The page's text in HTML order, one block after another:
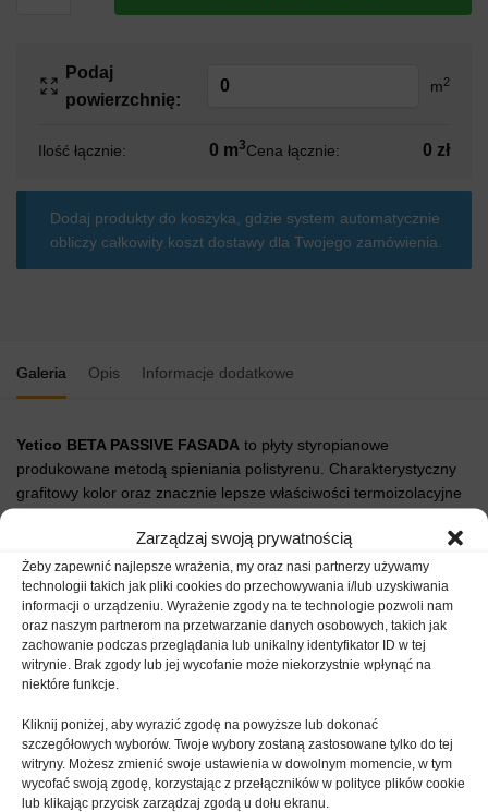
Zarządzaj swoją prywatnością
Żeby zapewnić najlepsze wrażenia, my oraz nasi partnerzy używamy
technologii takich jak pliki cookies do przechowywania i/lub uzyskiwania
informacji o urządzeniu. Wyrażenie zgody na te technologie pozwoli nam
oraz naszym partnerom na przetwarzanie danych osobowych, takich jak
zachowanie podczas przeglądania lub unikalny identyfikator ID w tej
witrynie. Brak zgody lub jej wycofanie może niekorzystnie wpłynąć na
niektóre funkcje.
Kliknij poniżej, aby wyrazić zgodę na powyższe lub dokonać
szczegółowych wyborów. Twoje wybory zostaną zastosowane tylko do tej
witryny. Możesz zmienić swoje ustawienia w dowolnym momencie, w tym
wycofać swoją zgodę, korzystając z przełączników w polityce plików cookie
lub klikając przycisk zarządzaj zgodą u dołu ekranu.
Podaj
powierzchnię:
m2
Ilość łącznie: 0 m3Cena łącznie: 0 zł
Dodaj produkty do koszyka, gdzie system automatycznie
obliczy całkowity koszt dostawy dla Twojego zamówienia.
Galeria Opis Informacje dodatkowe
Yetico BETA PASSIVE FASADA to płyty styropianowe
produkowane metodą spieniania polistyrenu. Charakterystyczny
grafitowy kolor oraz znacznie lepsze właściwości termoizolacyjne
Pozwala to na osiągnięcie nawet 30% lepszej termoizolacji
budynku niż przy zastosowaniu płyt białych tej samej grubości.
Zastosowanie płyt grafitowych do izolacji budynku to doskonały
sposób podwyższenia standardu cieplnego oraz obniżenie
kosztów ogrzewania.
Płyty grafitowe
Stosuje się je m.in. do termoizolacji fasad, podłóg i dachów.
Przeznaczenie: